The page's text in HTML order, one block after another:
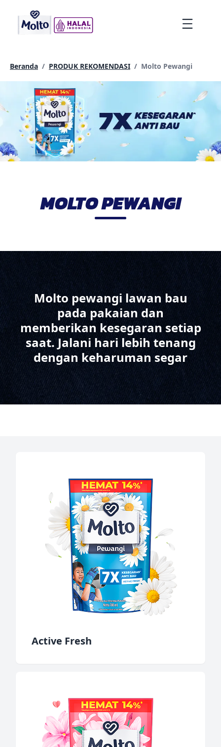
konten
Beranda / PRODUK REKOMENDASI / Current page:
Molto Pewangi
MOLTO PEWANGI
Molto pewangi lawan bau
pada pakaian dan
memberikan kesegaran setiap
saat. Jalani hari lebih tenang
dengan keharuman segar
Active Fresh